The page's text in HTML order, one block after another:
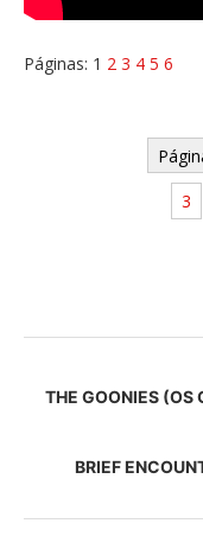
Páginas: 1 2 3 4 5 6
3
THE GOONIES (OS
BRIEF